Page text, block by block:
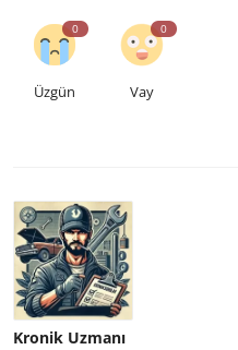
0
Üzgün
0
Vay
Kronik Uzmanı